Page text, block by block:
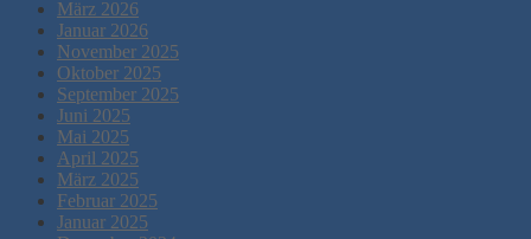
März 2026
Januar 2026
November 2025
Oktober 2025
September 2025
Juni 2025
Mai 2025
April 2025
März 2025
Februar 2025
Januar 2025